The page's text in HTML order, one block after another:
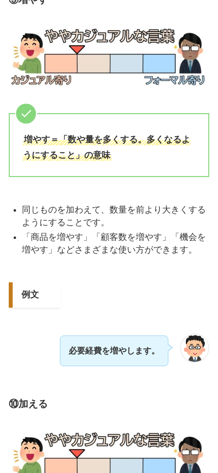
増やす＝「数や量を多くする。多くなるよ
うにすること」の意味
同じものを加わえて、数量を前より大きくする
ようにすることです。
「商品を増やす」「顧客数を増やす」「機会を
増やす」などさまざまな使い方ができます。
例文
必要経費を増やします。
⑩加える